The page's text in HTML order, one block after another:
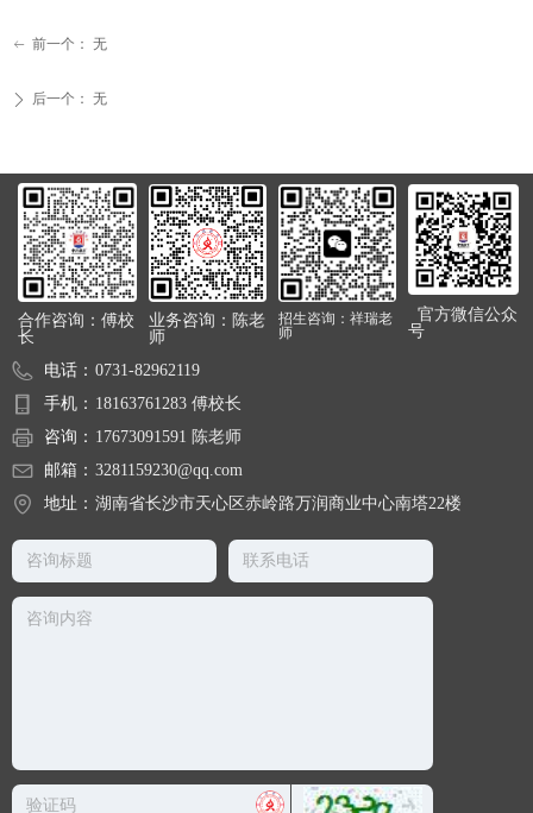
ꂃ 前一个： 无
ꄲ 后一个： 无
合作咨询：傅校
长
业务咨询：陈老
师
官方微信公众
号
招生咨询：祥瑞老
师
电话： 0731-82962119
手机： 18163761283 傅校长
咨询： 17673091591 陈老师
邮箱： 3281159230@qq.com
地址： 湖南省长沙市天心区赤岭路万润商业中心南塔22楼